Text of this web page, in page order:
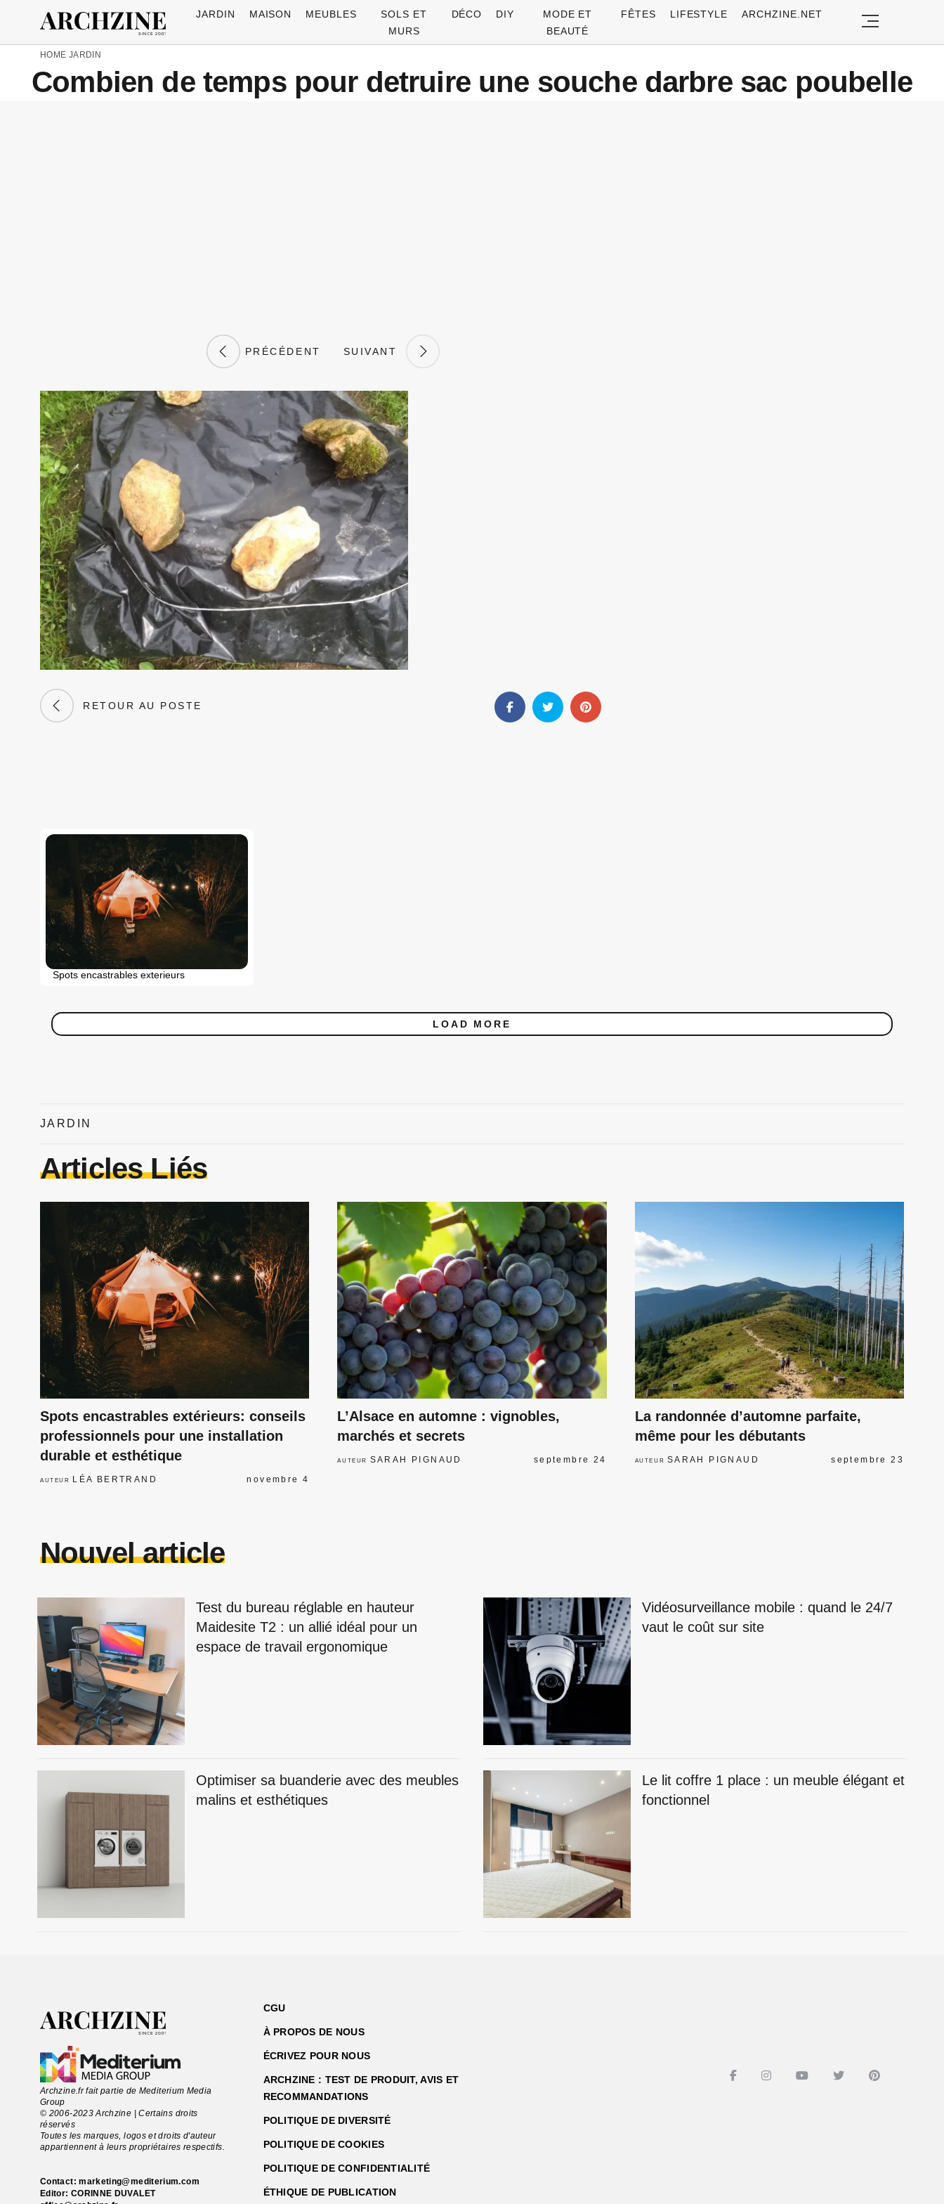
JARDIN MAISON MEUBLES
SOLS ET
MURS
DÉCO DIY
MODE ET
BEAUTÉ
FÊTES LIFESTYLE ARCHZINE.NET
HOME JARDIN
Combien de temps pour detruire une souche darbre sac poubelle
PRÉCÉDENT SUIVANT
RETOUR AU POSTE
Spots encastrables exterieurs
LOAD MORE
JARDIN
Articles Liés
Spots encastrables extérieurs: conseils
professionnels pour une installation
durable et esthétique
AUTEUR LÉA BERTRAND novembre 4
L’Alsace en automne : vignobles,
marchés et secrets
AUTEUR SARAH PIGNAUD septembre 24
La randonnée d’automne parfaite,
même pour les débutants
AUTEUR SARAH PIGNAUD septembre 23
Nouvel article
Test du bureau réglable en hauteur
Maidesite T2 : un allié idéal pour un
espace de travail ergonomique
Vidéosurveillance mobile : quand le 24/7
vaut le coût sur site
Optimiser sa buanderie avec des meubles
malins et esthétiques
Le lit coffre 1 place : un meuble élégant et
fonctionnel
Archzine.fr fait partie de Mediterium Media
Group
© 2006-2023 Archzine | Certains droits
réservés
Toutes les marques, logos et droits d'auteur
appartiennent à leurs propriétaires respectifs.
Contact:marketing@mediterium.com
Editor: CORINNE DUVALET
CGU
À PROPOS DE NOUS
ÉCRIVEZ POUR NOUS
ARCHZINE : TEST DE PRODUIT, AVIS ET
RECOMMANDATIONS
POLITIQUE DE DIVERSITÉ
POLITIQUE DE COOKIES
POLITIQUE DE CONFIDENTIALITÉ
ÉTHIQUE DE PUBLICATION